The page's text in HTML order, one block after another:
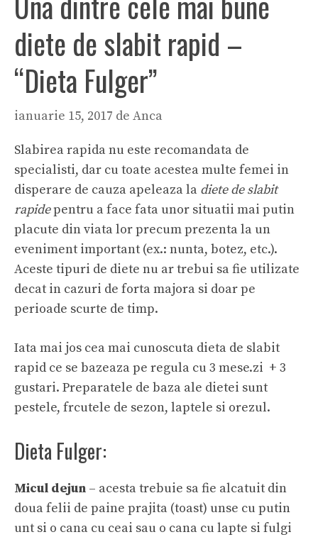
diete de slabit rapid –
“Dieta Fulger”
ianuarie 15, 2017 de Anca
Slabirea rapida nu este recomandata de
specialisti, dar cu toate acestea multe femei in
disperare de cauza apeleaza la diete de slabit
rapidepentru a face fata unor situatii mai putin
placute din viata lor precum prezenta la un
eveniment important (ex.: nunta, botez, etc.).
Aceste tipuri de diete nu ar trebui sa fie utilizate
decat in cazuri de forta majora si doar pe
perioade scurte de timp.
Iata mai jos cea mai cunoscuta dieta de slabit
rapid ce se bazeaza pe regula cu 3 mese.zi + 3
gustari. Preparatele de baza ale dietei sunt
pestele, frcutele de sezon, laptele si orezul.
Dieta Fulger:
Micul dejun – acesta trebuie sa fie alcatuit din
doua felii de paine prajita (toast) unse cu putin
unt si o cana cu ceai sau o cana cu lapte si fulgi